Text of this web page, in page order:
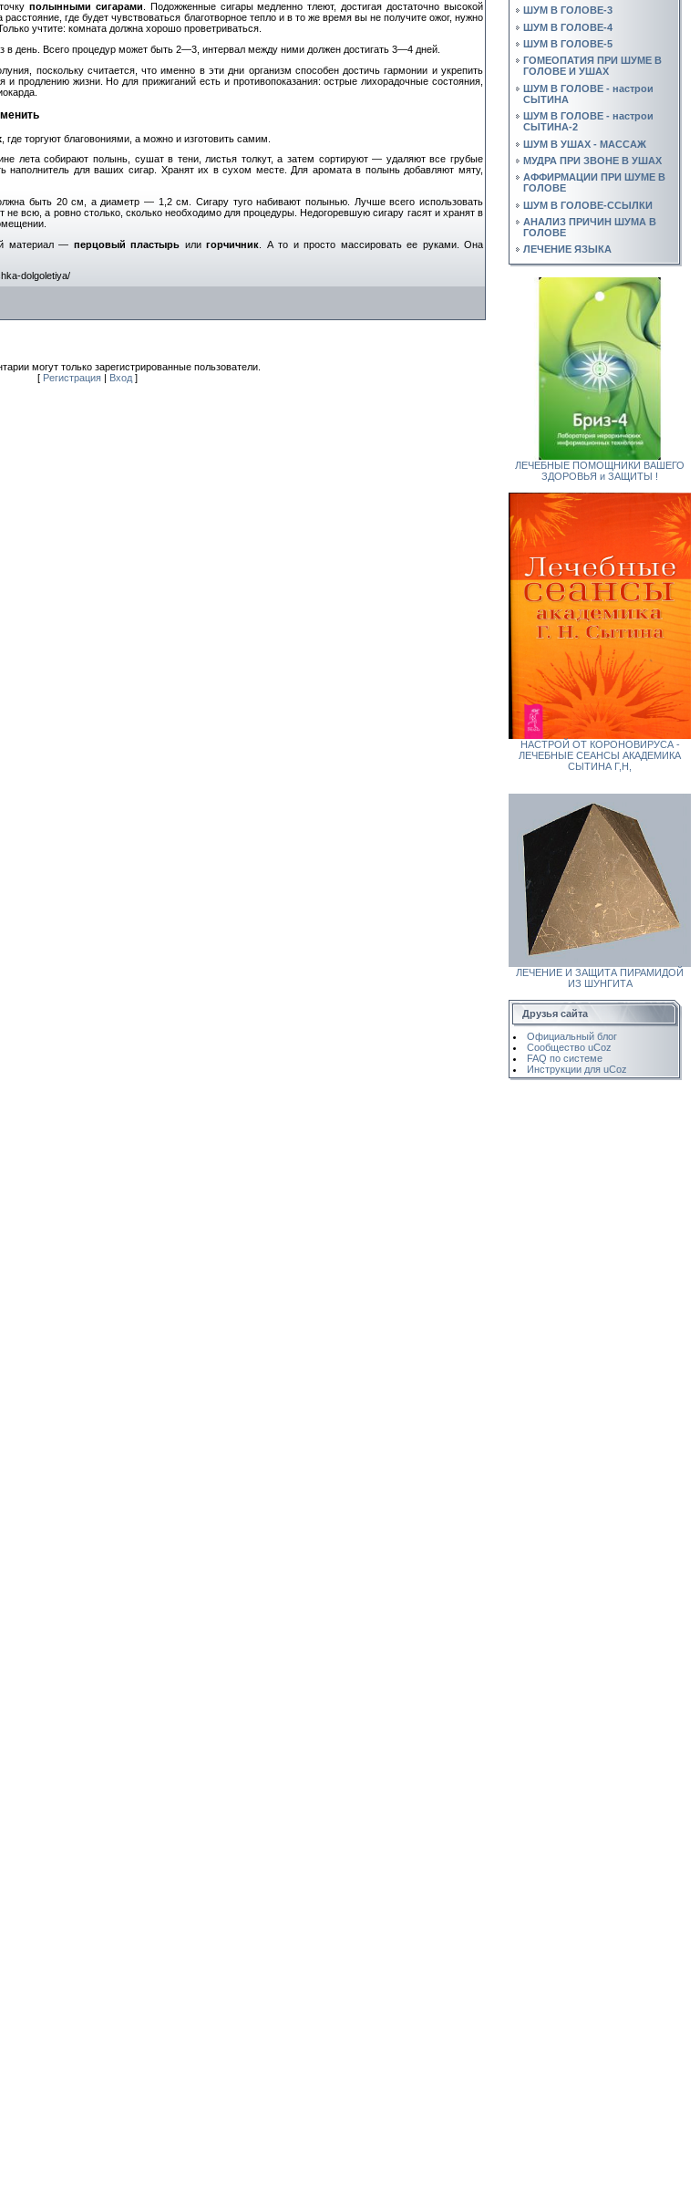
полынными сигарами. Подожженные сигары медленно тлеют, достигая достаточно высокой
где будет чувствоваться благотворное тепло и в то же время вы не получите ожог, нужно
учтите: комната должна хорошо проветриваться.
в день. Всего процедур может быть 2—3, интервал между ними должен достигать 3—4 дней.
поскольку считается, что именно в эти дни организм способен достичь гармонии и укрепить
продлению жизни. Но для прижиганий есть и противопоказания: острые лихорадочные состояния,
, где торгуют благовониями, а можно и изготовить самим.
лета собирают полынь, сушат в тени, листья толкут, а затем сортируют — удаляют все грубые
наполнитель для ваших сигар. Хранят их в сухом месте. Для аромата в полынь добавляют мяту,
быть 20 см, а диаметр — 1,2 см. Сигару туго набивают полынью. Лучше всего использовать
всю, а ровно столько, сколько необходимо для процедуры. Недогоревшую сигару гасят и хранят в
материал — перцовый пластырь илигорчичник . А то и просто массировать ее руками. Она
dolgoletiya/
могут только зарегистрированные пользователи.
[ Регистрация | Вход ]
ШУМ В ГОЛОВЕ-3
ШУМ В ГОЛОВЕ-4
ШУМ В ГОЛОВЕ-5
ГОМЕОПАТИЯ ПРИ ШУМЕ В
ГОЛОВЕ И УШАХ
ШУМ В ГОЛОВЕ - настрои
СЫТИНА
ШУМ В ГОЛОВЕ - настрои
СЫТИНА-2
ШУМ В УШАХ - МАССАЖ
МУДРА ПРИ ЗВОНЕ В УШАХ
АФФИРМАЦИИ ПРИ ШУМЕ В
ГОЛОВЕ
ШУМ В ГОЛОВЕ-ССЫЛКИ
АНАЛИЗ ПРИЧИН ШУМА В
ГОЛОВЕ
ЛЕЧЕНИЕ ЯЗЫКА
ЛЕЧЕБНЫЕ ПОМОЩНИКИ ВАШЕГО
ЗДОРОВЬЯ и ЗАЩИТЫ !
НАСТРОЙ ОТ КОРОНОВИРУСА -
ЛЕЧЕБНЫЕ СЕАНСЫ АКАДЕМИКА
СЫТИНА Г,Н,
ЛЕЧЕНИЕ И ЗАЩИТА ПИРАМИДОЙ
ИЗ ШУНГИТА
Друзья сайта
Официальный блог
Сообщество uCoz
FAQ по системе
Инструкции для uCoz